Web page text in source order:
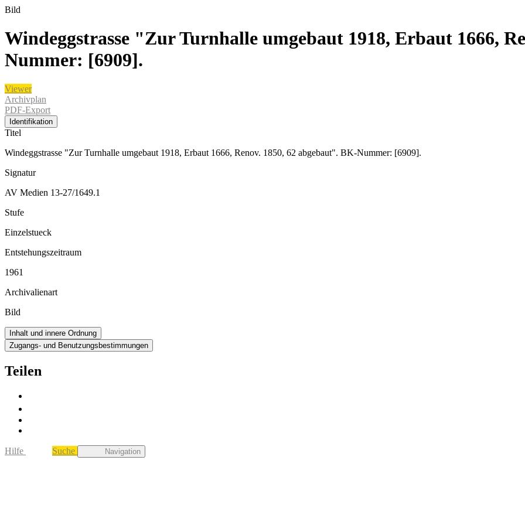
Bild
Windeggstrasse "Zur Turnhalle umgebaut 1918, Erbaut 1666,
Nummer: [6909].
Viewer
Archivplan
PDF-Export
Identifikation
Titel
Windeggstrasse "Zur Turnhalle umgebaut 1918, Erbaut 1666, Renov. 1850, 62 abgebaut". BK-Nummer: [6909].
Signatur
AV Medien 13-27/1649.1
Stufe
Einzelstueck
Entstehungszeitraum
1961
Archivalienart
Bild
Inhalt und innere Ordnung
Zugangs- und Benutzungsbestimmungen
Teilen
Hilfe Suche Navigation